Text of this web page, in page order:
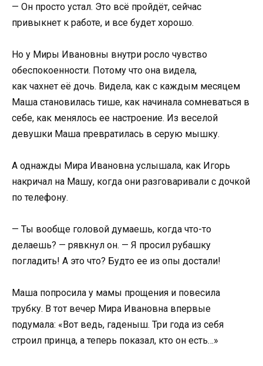
— Он просто устал. Это всё пройдёт, сейчас
привыкнет к работе, и все будет хорошо.
Но у Миры Ивановны внутри росло чувство
обеспокоенности. Потому что она видела,
как чахнет её дочь. Видела, как с каждым месяцем
Маша становилась тише, как начинала сомневаться в
себе, как менялось ее настроение. Из веселой
девушки Маша превратилась в серую мышку.
А однажды Мира Ивановна услышала, как Игорь
накричал на Машу, когда они разговаривали с дочкой
по телефону.
— Ты вообще головой думаешь, когда что-то
делаешь? — рявкнул он. — Я просил рубашку
погладить! А это что? Будто ее из опы достали!
Маша попросила у мамы прощения и повесила
трубку. В тот вечер Мира Ивановна впервые
подумала: «Вот ведь, гаденыш. Три года из себя
строил принца, а теперь показал, кто он есть…»